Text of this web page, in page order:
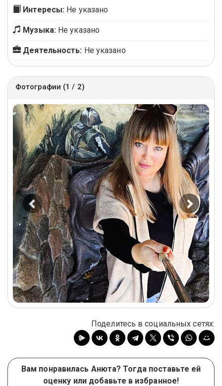
Интересы: Не указано
Музыка: Не указано
Деятельность: Не указано
Фотографии (1 / 2)
Предыдущее
фото
фото
Поделитесь в социальных сетях:
Вам понравилась Анюта? Тогда поставьте ей
оценку или добавьте в избранное!